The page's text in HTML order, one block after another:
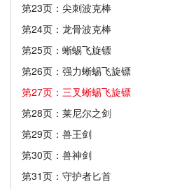
第23页：尖刺波克棒
第24页：龙骨波克棒
第25页：蜥蜴飞旋镖
第26页：强力蜥蜴飞旋镖
第27页：三叉蜥蜴飞旋镖
第28页：莱尼尔之剑
第29页：兽王剑
第30页：兽神剑
第31页：守护者匕首